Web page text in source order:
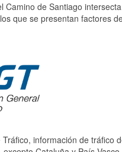
Camino de Santiago
que se presentan factores
información de tráfico